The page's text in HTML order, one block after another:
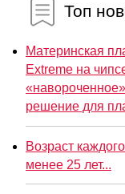
Топ
Материнская
Extreme на
решение для
Возраст
менее 25 лет...